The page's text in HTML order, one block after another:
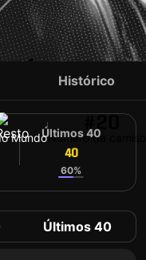
MundoNúmero da
Histórico
Últimos 40
40
60%
Últimos 40